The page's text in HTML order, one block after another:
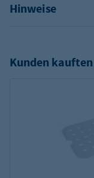
Hinweise
Kunden